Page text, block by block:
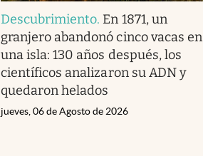
Descubrimiento. En 1871, un
granjero abandonó cinco vacas en
una isla: 130 años después, los
científicos analizaron su ADN y
quedaron helados
jueves, 06 de Agosto de 2026